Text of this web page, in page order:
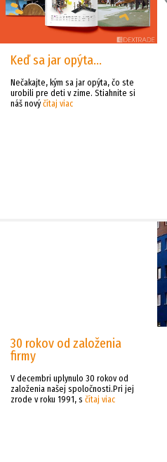
Keď sa jar opýta...
Nečakajte, kým sa jar opýta, čo ste
urobili pre deti v zime. Stiahnite si
náš nový čítaj viac
30 rokov od založenia
firmy
V decembri uplynulo 30 rokov od
založenia našej spoločnosti.Pri jej
zrode v roku 1991, s čítaj viac